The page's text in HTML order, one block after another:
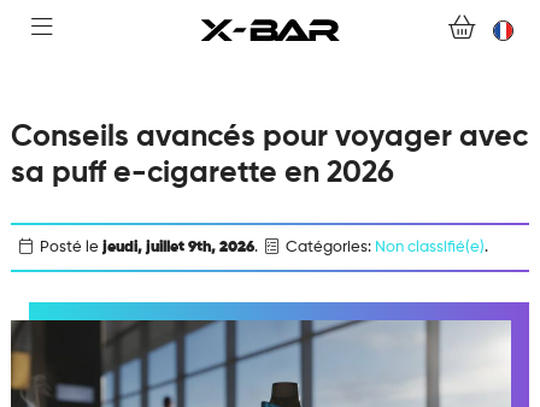
FOIRE AUX QUESTIONS
DEVENIR REVENDEUR
MON COMPTE
Conseils avancés pour voyager avec
sa puff e-cigarette en 2026
Posté le jeudi, juillet 9th, 2026. Catégories: Non classifié(e).